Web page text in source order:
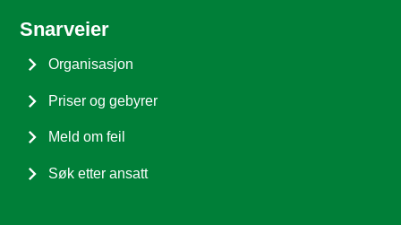
Snarveier
Organisasjon
Priser og gebyrer
Meld om feil
Søk etter ansatt